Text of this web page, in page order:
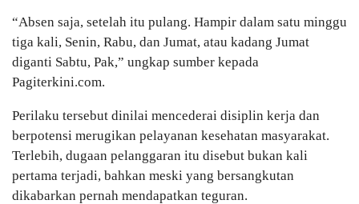
“Absen saja, setelah itu pulang. Hampir dalam satu minggu
tiga kali, Senin, Rabu, dan Jumat, atau kadang Jumat
diganti Sabtu, Pak,” ungkap sumber kepada
Pagiterkini.com.
Perilaku tersebut dinilai mencederai disiplin kerja dan
berpotensi merugikan pelayanan kesehatan masyarakat.
Terlebih, dugaan pelanggaran itu disebut bukan kali
pertama terjadi, bahkan meski yang bersangkutan
dikabarkan pernah mendapatkan teguran.